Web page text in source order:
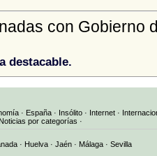
con Gobierno
destacable.
· España · Insólito · Internet ·
Noticias por categorías ·
· Huelva · Jaén · Málaga · Sevilla